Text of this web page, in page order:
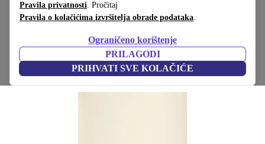
Pravila privatnosti. Pročitaj
Pravila o kolačićima izvršitelja obrade podataka.
Ograničeno korištenje
PRILAGODI
PRIHVATI SVE KOLAČIĆE
Početna stranica Proizvodi Kućanstvo
Beam pristavni stol crn
Crna
(Prikupljanje recenzija)